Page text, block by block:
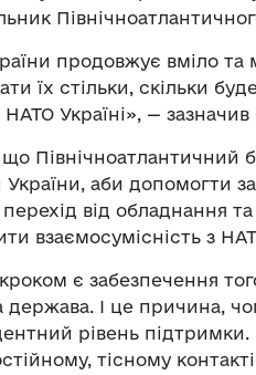
продовжує вміло
їх стільки, скільки
НАТО Україні», —
Північноатлантичний
України, аби допомогти
від обладнання
взаємосумісність з
є ​​забезпечення
держава. І це причина,
рівень
тісному